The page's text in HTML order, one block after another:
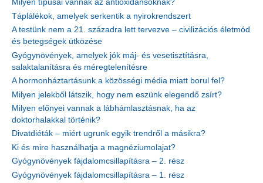
Milyen típusai vannak az antioxidánsoknak?
Táplálékok, amelyek serkentik a nyirokrendszert
A testünk nem a 21. századra lett tervezve – civilizációs életmód
és betegségek ütközése
Gyógynövények, amelyek jók máj- és vesetisztításra,
salaktalanításra és méregtelenítésre
A hormonháztartásunk a közösségi média miatt borul fel?
Milyen jelekből látszik, hogy nem eszünk elegendő zsírt?
Milyen előnyei vannak a lábhámlasztásnak, ha az
doktorhalakkal történik?
Divatdiéták – miért ugrunk egyik trendről a másikra?
Ki és mire használhatja a magnéziumolajat?
Gyógynövények fájdalomcsillapításra – 2. rész
Gyógynövények fájdalomcsillapításra – 1. rész